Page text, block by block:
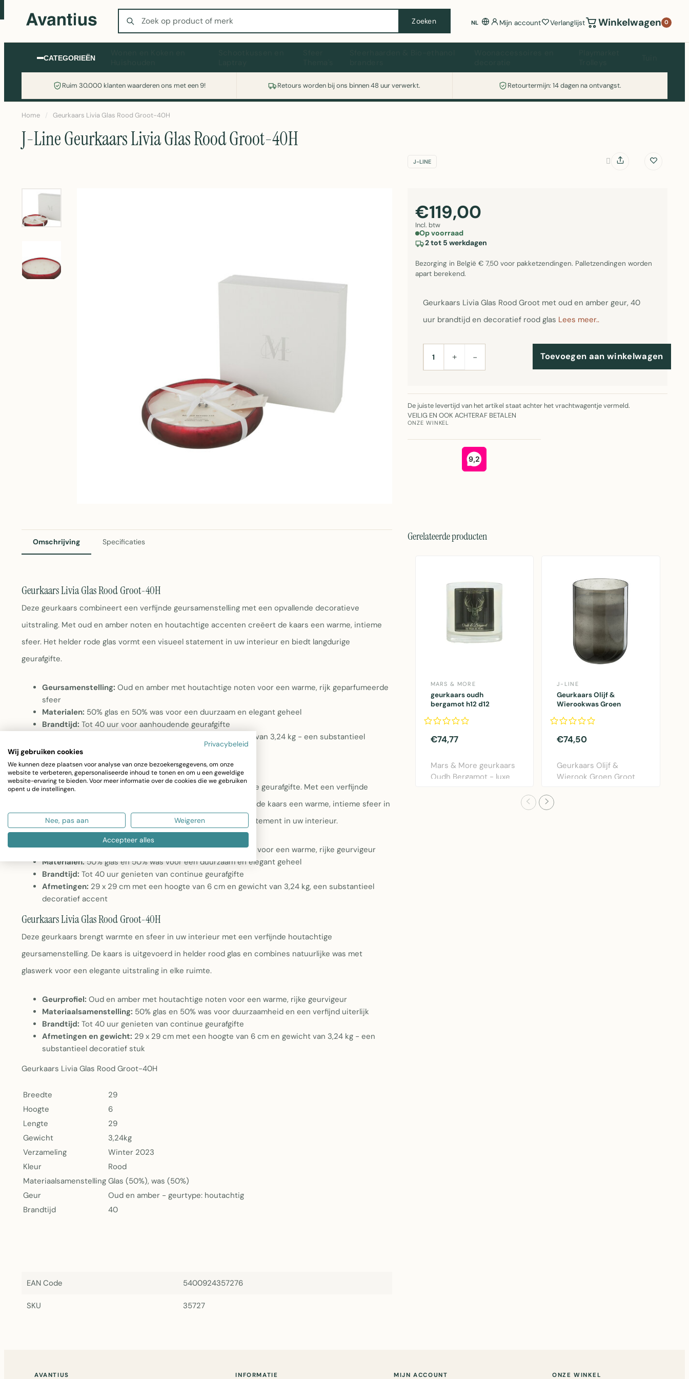
Zoeken
Zoeken NL Mijn account Verlanglijst Winkelwagen 0
CATEGORIEËN
Ruim 30.000 klanten waarderen ons met een 9! Retours worden bij ons binnen 48 uur verwerkt. Retourtermijn: 14 dagen na ontvangst.
Wasmachine of koelkast nodig? Vergelijk alle prijzen op Witgoedaanbod.nl
Home / Geurkaars Livia Glas Rood Groot-40H
J-Line Geurkaars Livia Glas Rood Groot-40H
J-LINE
€119,00
Incl. btw
Op voorraad
2 tot 5 werkdagen
Bezorging in België € 7,50 voor pakketzendingen. Palletzendingen worden
apart berekend.
Geurkaars Livia Glas Rood Groot met oud en amber geur, 40
uur brandtijd en decoratief rood glas Lees meer..
AANTAL+ − Toevoegen aan winkelwagen
De juiste levertijd van het artikel staat achter het vrachtwagentje vermeld.
VEILIG EN OOK ACHTERAF BETALEN
ONZE WINKEL
Omschrijving Specificaties
Geurkaars Livia Glas Rood Groot-40H
Deze geurkaars combineert een verfijnde geursamenstelling met een opvallende decoratieve
uitstraling. Met oud en amber noten en houtachtige accenten creëert de kaars een warme, intieme
sfeer. Het helder rode glas vormt een visueel statement in uw interieur en biedt langdurige
geurafgifte.
Geursamenstelling: Oud en amber met houtachtige noten voor een warme, rijk geparfumeerde
sfeer
Materialen: 50% glas en 50% was voor een duurzaam en elegant geheel
Brandtijd: Tot 40 uur voor aanhoudende geurafgifte
29 x 29 cm bij 6 cm hoogte, met een gewicht van 3,24 kg - een substantieel
decoratief accent
Geurkaars Livia Glas Rood Groot-40H
Deze geurkaars combineert decoratieve elegantie met langdurige geurafgifte. Met een verfijnde
samenstelling van oud en amber met houtachtige noten creëert de kaars een warme, intieme sfeer in
elke ruimte. Het helder rode glas vormt een opvallend visueel statement in uw interieur.
Geursamenstelling:Oud en amber met houtachtige noten voor een warme, rijke geurvigeur
Materialen:50% glas en 50% was voor een duurzaam en elegant geheel
Brandtijd: Tot 40 uur genieten van continue geurafgifte
Afmetingen: 29 x 29 cm met een hoogte van 6 cm en gewicht van 3,24 kg, een substantieel
decoratief accent
Geurkaars Livia Glas Rood Groot-40H
Deze geurkaars brengt warmte en sfeer in uw interieur met een verfijnde houtachtige
geursamenstelling. De kaars is uitgevoerd in helder rood glas en combines natuurlijke was met
glaswerk voor een elegante uitstraling in elke ruimte.
Geurprofiel: Oud en amber met houtachtige noten voor een warme, rijke geurvigeur
Materiaalsamenstelling: 50% glas en 50% was voor duurzaamheid en een verfijnd uiterlijk
Brandtijd: Tot 40 uur genieten van continue geurafgifte
Afmetingen en gewicht: 29 x 29 cm met een hoogte van 6 cm en gewicht van 3,24 kg - een
substantieel decoratief stuk
Geurkaars Livia Glas Rood Groot-40H
Breedte
29
Hoogte
6
Lengte
29
Gewicht
3,24kg
Verzameling
Winter 2023
Kleur
Rood
Materiaalsamenstelling Glas (50%), was (50%)
Geur
Oud en amber - geurtype: houtachtig
Brandtijd
40
EAN Code 5400924357276
SKU 35727
Gerelateerde producten
MARS & MORE
geurkaars oudh
bergamot h12 d12
€74,77
Mars & More geurkaars
Oudh Bergamot - luxe
J-LINE
Geurkaars Olijf &
Wierookwas Groen
€74,50
Geurkaars Olijf &
Wierook Groen Groot
AVANTIUS INFORMATIE MIJN ACCOUNT ONZE WINKEL
Privacybeleid
Wij gebruiken cookies
We kunnen deze plaatsen voor analyse van onze bezoekersgegevens, om onze
website te verbeteren, gepersonaliseerde inhoud te tonen en om u een geweldige
website-ervaring te bieden. Voor meer informatie over de cookies die we gebruiken
opent u de instellingen.
Nee, pas aan Weigeren
Accepteer alles